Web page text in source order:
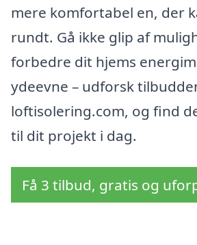
mere komfortabel en, der
rundt. Gå ikke glip af
forbedre dit hjems
ydeevne – udforsk
loftisolering.com, og find
til dit projekt i dag.
Få 3 tilbud, gratis og